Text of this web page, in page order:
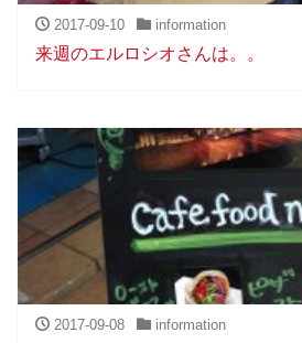
2017-09-10 information
来週のエルロシオさんは。。
2017-09-08 information